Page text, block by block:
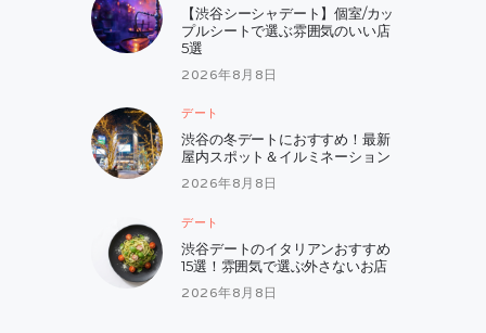
【渋谷シーシャデート】個室/カッ
プルシートで選ぶ雰囲気のいい店
5選
2026年8月8日
デート
渋谷の冬デートにおすすめ！最新
屋内スポット＆イルミネーション
2026年8月8日
デート
渋谷デートのイタリアンおすすめ
15選！雰囲気で選ぶ外さないお店
2026年8月8日